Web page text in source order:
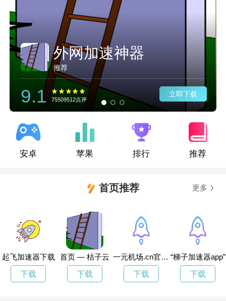
外网加速神器
推荐
9.1 75509512点评
立即下载
安卓 苹果 排行 推荐
首页推荐 更多
起飞加速器下载
下载
首页 — 桔子云
下载
一元机场.cn官网下载
下载
“梯子加速器app”
下载